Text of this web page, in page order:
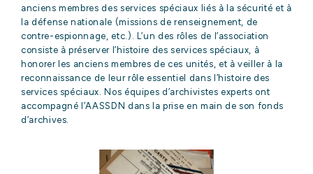
anciens membres des services spéciaux liés à la sécurité et à
la défense nationale (missions de renseignement, de
contre-espionnage, etc.). L’un des rôles de l’association
consiste à préserver l’histoire des services spéciaux, à
honorer les anciens membres de ces unités, et à veiller à la
reconnaissance de leur rôle essentiel dans l’histoire des
services spéciaux. Nos équipes d’archivistes experts ont
accompagné l’AASSDN dans la prise en main de son fonds
d’archives.